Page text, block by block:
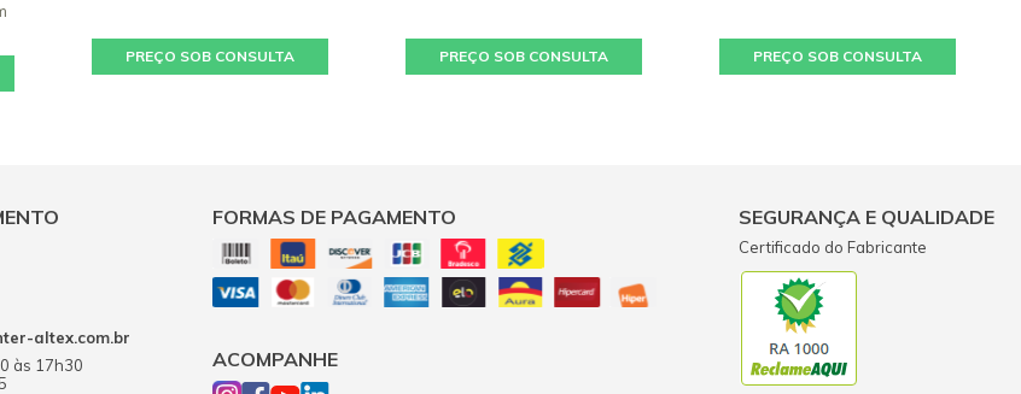
PREÇO SOB CONSULTA PREÇO SOB CONSULTA PREÇO SOB CONSULTA
altex.com.br
às 17h30
FORMAS DE PAGAMENTO
ACOMPANHE
SEGURANÇA E QUALIDADE
Certificado do Fabricante